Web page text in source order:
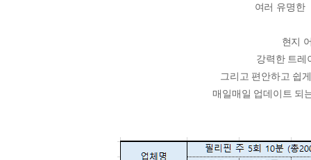
여러 유명한
현지
강력한 트레
그리고 편안하고 쉽
매일매일 업데이트 되